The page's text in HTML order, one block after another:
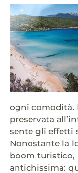
ogni comodità.
preservata
sente gli effetti
Nonostante la
boom turistico,
antichissima: